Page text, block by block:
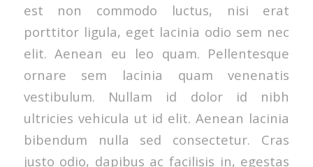
est non commodo luctus, nisi erat
porttitor ligula, eget lacinia odio sem nec
elit. Aenean eu leo quam. Pellentesque
ornare sem lacinia quam venenatis
vestibulum. Nullam id dolor id nibh
ultricies vehicula ut id elit. Aenean lacinia
bibendum nulla sed consectetur. Cras
justo odio, dapibus ac facilisis in, egestas